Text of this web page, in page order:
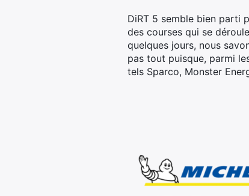
DiRT 5 semble bien parti
des courses qui se
quelques jours, nous
pas tout puisque, parmi
tels Sparco, Monster